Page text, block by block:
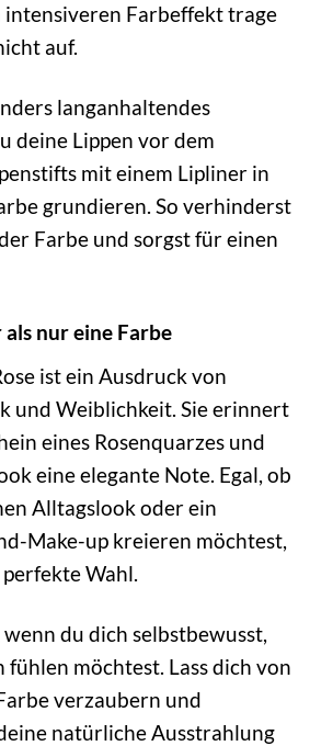
intensiveren Farbeffekt trage
auf.
langanhaltendes
deine Lippen vor dem
mit einem Lipliner in
grundieren. So verhinderst
Farbe und sorgst für einen
nur eine Farbe
ist ein Ausdruck von
und Weiblichkeit. Sie erinnert
eines Rosenquarzes und
eine elegante Note. Egal, ob
Alltagslook oder ein
Make-up kreieren möchtest,
Wahl.
wenn du dich selbstbewusst,
möchtest. Lass dich von
verzaubern und
natürliche Ausstrahlung